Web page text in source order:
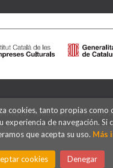
. Todos los Derechos
cookies, tanto propias como
experiencia de navegación. Si
que acepta su uso. Más
cookies Denegar